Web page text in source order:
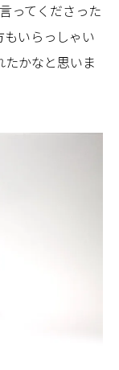
ってくださった
いらっしゃい
たかなと思いま